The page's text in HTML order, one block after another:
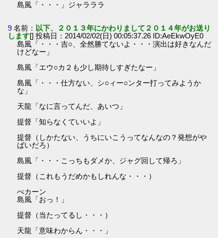
島風「・・・」ジャラララ
9 名前： 以下、２０１３年にかわりまして２０１４年がお送り
します[] 投稿日：2014/02/02(日) 00:05:37.26 ID:AeEkwOyE0
島風「・・・吉○、全然勝てないよ・・・演出は好きなんだ
けどなー」
島風「エウ○カ２も少し期待しすぎたなー」
島風「・・・仕方ない、シ○ィー○ンター打ってみようか
な」
天龍「なに言ってんだ、あいつ」
提督「知らなくていいよ」
提督（しかたない、うちにいこうってなんなの？発想がや
ばいだろ）
島風「・・・こっちもダメか、ジャグ回して帰ろ」
提督（これもうだめかもしれんな・・・）
ぺカーン
島風「おっ！」
提督（当たってるし・・・）
天龍「意味わからん・・・」